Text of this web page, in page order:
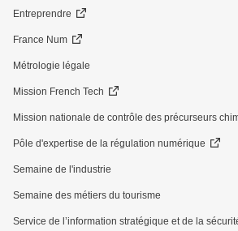
Entreprendre
France Num
Métrologie légale
Mission French Tech
Mission nationale de contrôle des précurseurs
Pôle d'expertise de la régulation numérique
Semaine de l'industrie
Semaine des métiers du tourisme
Service de l’information stratégique et de la